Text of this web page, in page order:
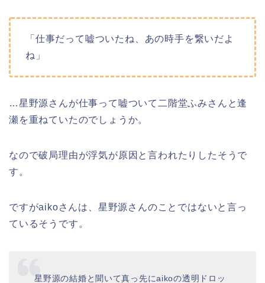
「仕事だって嘘ついたね、あの時手を繋いだよ
ね」
…星野源さんが仕事って嘘ついて二階堂ふみさんと逢
瀬を重ねていたのでしょうか。
なので破局理由が浮気が原因と言われたりしたそうで
す。
ですがaikoさんは、星野源さんのことではないと言っ
ているそうです。
星野源の結婚と聞いて真っ先にaikoの透明ドロッ